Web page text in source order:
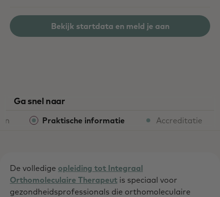
Bekijk startdata en meld je aan
Ga snel naar
Praktische informatie Accreditatie
De volledige opleiding tot Integraal
Orthomoleculaire Therapeut is speciaal voor
gezondheidsprofessionals die orthomoleculaire